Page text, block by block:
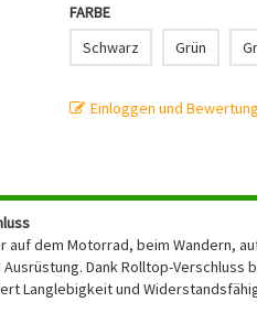
FARBE
Schwarz
Grün
Einloggen und
dem Motorrad, beim Wandern,
Dank Rolltop-Verschluss
Langlebigkeit und